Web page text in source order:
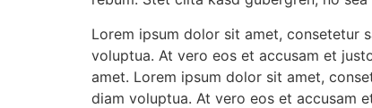
Lorem ipsum dolor sit amet, consetetur
voluptua. At vero eos et accusam et
amet. Lorem ipsum dolor sit amet,
diam voluptua. At vero eos et accusam